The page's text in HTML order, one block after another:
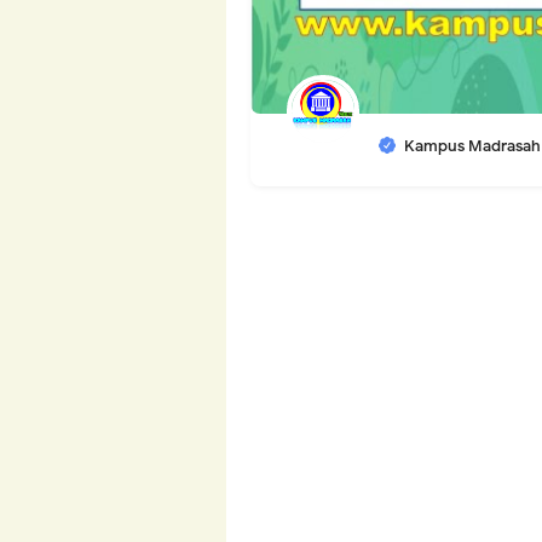
Kampus Madrasah